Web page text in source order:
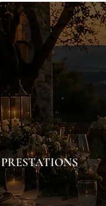
PRESTATIONS